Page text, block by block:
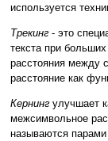
используется
Трекинг - это
текста при
расстояния между
расстояние как
Кернинг улучшает
межсимвольное
называются